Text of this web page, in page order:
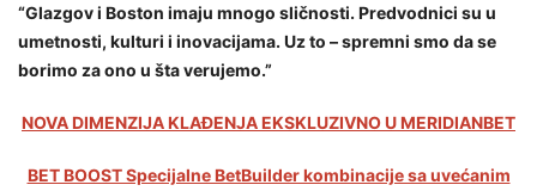
“Glazgov i Boston imaju mnogo sličnosti. Predvodnici su u
umetnosti, kulturi i inovacijama. Uz to – spremni smo da se
borimo za ono u šta verujemo.”
NOVA DIMENZIJA KLAĐENJA EKSKLUZIVNO U MERIDIANBET
BET BOOST Specijalne BetBuilder kombinacije sa uvećanim